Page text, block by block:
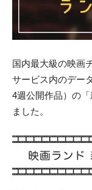
国内最大級の映画
サービス内のデー
4週公開作品）の「
ました。